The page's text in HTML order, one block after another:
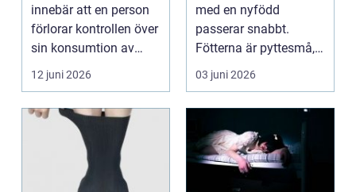
innebär att en person
förlorar kontrollen över
sin konsumtion av
alkohol, läkemedel...
12 juni 2026
med en nyfödd
passerar snabbt.
Fötterna är pyttesmå,
huden är mjuk och
varje lite...
03 juni 2026